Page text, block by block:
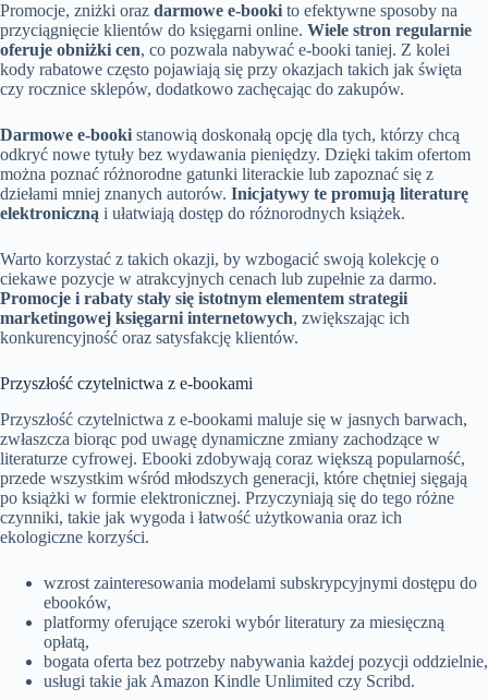
Promocje, zniżki oraz darmowe e-booki to efektywne sposoby na
przyciągnięcie klientów do księgarni online. Wiele stron regularnie
oferuje obniżki cen, co pozwala nabywać e-booki taniej. Z kolei
kody rabatowe często pojawiają się przy okazjach takich jak święta
czy rocznice sklepów, dodatkowo zachęcając do zakupów.
Darmowe e-booki stanowią doskonałą opcję dla tych, którzy chcą
odkryć nowe tytuły bez wydawania pieniędzy. Dzięki takim ofertom
można poznać różnorodne gatunki literackie lub zapoznać się z
dziełami mniej znanych autorów. Inicjatywy te promują literaturę
elektroniczną i ułatwiają dostęp do różnorodnych książek.
Warto korzystać z takich okazji, by wzbogacić swoją kolekcję o
ciekawe pozycje w atrakcyjnych cenach lub zupełnie za darmo.
Promocje i rabaty stały się istotnym elementem strategii
marketingowej księgarni internetowych, zwiększając ich
konkurencyjność oraz satysfakcję klientów.
Przyszłość czytelnictwa z e-bookami
Przyszłość czytelnictwa z e-bookami maluje się w jasnych barwach,
zwłaszcza biorąc pod uwagę dynamiczne zmiany zachodzące w
literaturze cyfrowej. Ebooki zdobywają coraz większą popularność,
przede wszystkim wśród młodszych generacji, które chętniej sięgają
po książki w formie elektronicznej. Przyczyniają się do tego różne
czynniki, takie jak wygoda i łatwość użytkowania oraz ich
ekologiczne korzyści.
wzrost zainteresowania modelami subskrypcyjnymi dostępu do
ebooków,
platformy oferujące szeroki wybór literatury za miesięczną
opłatą,
bogata oferta bez potrzeby nabywania każdej pozycji oddzielnie,
usługi takie jak Amazon Kindle Unlimited czy Scribd.